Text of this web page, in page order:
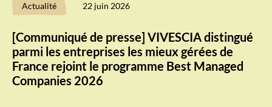
Actualité 22 juin 2026
[Communiqué de presse] VIVESCIA distingué
parmi les entreprises les mieux gérées de
France rejoint le programme Best Managed
Companies 2026